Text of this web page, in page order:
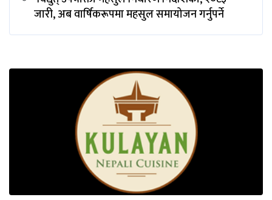
जारी, अब वार्षिकरूपमा महसुल समायोजन गर्नुपर्ने